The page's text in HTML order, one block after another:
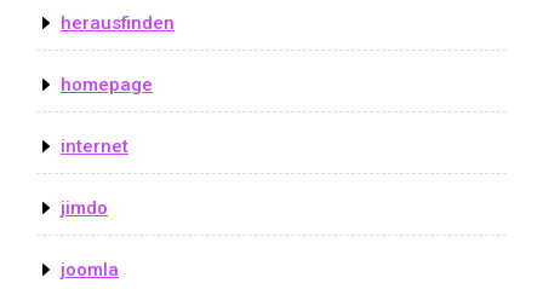
herausfinden
homepage
internet
jimdo
joomla